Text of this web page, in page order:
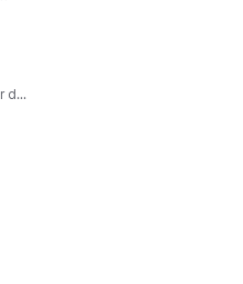
Attaque au clair de lune